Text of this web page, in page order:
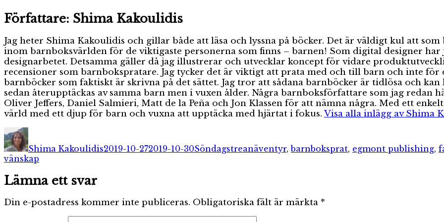
Författare: Shima Kakoulidis
Jag heter Shima Kakoulidis och gillar både att läsa och lyssna på böcker. Det är väldigt kul att
inom barnboksvärlden för de viktigaste personerna som finns – barnen! Som digital designer
designarbetet. Detsamma gäller då jag illustrerar och utvecklar koncept för vidare
recensioner som barnbokspratare. Jag tycker det är viktigt att prata med och till barn och inte
barnböcker som faktiskt är skrivna på det sättet. Jag tror att sådana barnböcker är tidlösa och
sedan återupptäckas av samma barn men i vuxen ålder. Några barnboksförfattare som jag redan
Oliver Jeffers, Daniel Salmieri, Matt de la Peña och Jon Klassen för att nämna några. Med ett
värld med ett djup för barn och vuxna att upptäcka med hjärtat i fokus. Visa alla inlägg av Shima
Författare
Shima Kakoulidis2019-10-272019-10-30Söndagstreanäventyr,barnboksprat, egmont publishing,
vänskap
Lämna ett svar
Din e-postadress kommer inte publiceras. Obligatoriska fält är märkta *